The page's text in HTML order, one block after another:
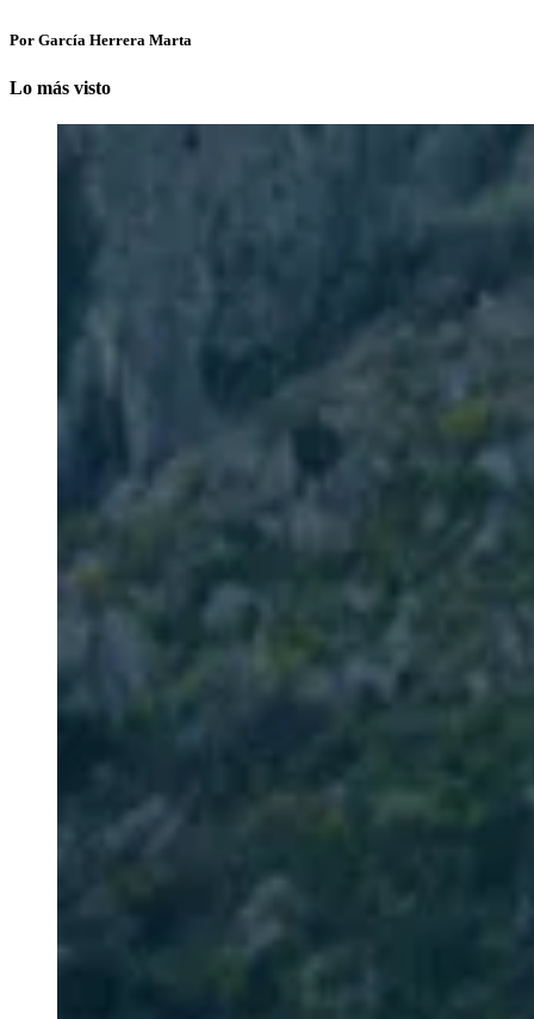
Por García Herrera Marta
Lo más visto